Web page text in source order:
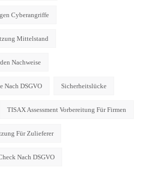
Cyberangriffe
Mittelstand
Nachweise
Nach DSGVO Sicherheitslücke
TISAX Assessment Vorbereitung Für Firmen
Für Zulieferer
Nach DSGVO